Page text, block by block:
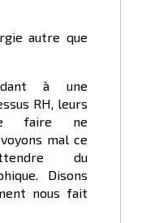
autre que
à une
RH, leurs
faire ne
mal ce
du
Disons
nous fait